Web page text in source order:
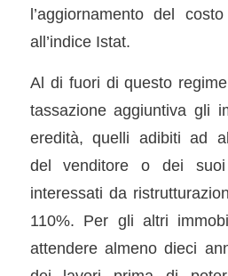
l’aggiornamento del
all’indice Istat.
Al di fuori di questo
tassazione aggiuntiva gli
eredità, quelli adibiti ad
del venditore o dei
interessati da
110%. Per gli altri
attendere almeno dieci